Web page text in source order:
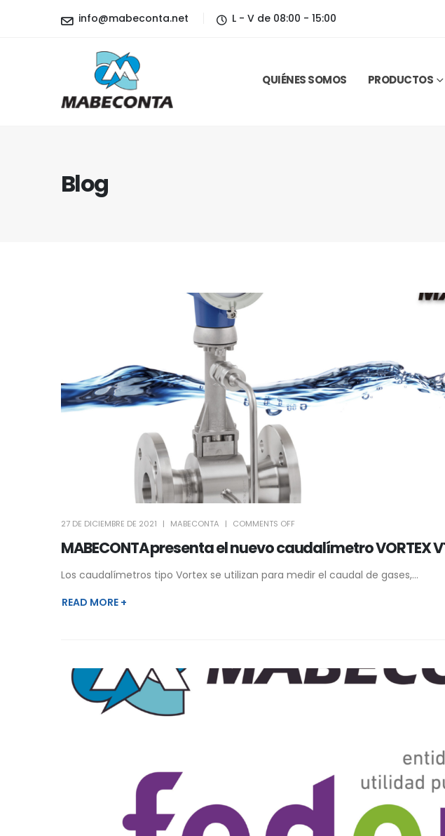
info@mabeconta.net L - V de 08:00 - 15:00
QUIÉNES SOMOS PRODUCTOS
Blog
MABECONTA presenta el nuevo caudalímetro VORTEX
27 DE DICIEMBRE DE 2021 MABECONTA COMMENTS OFF
Los caudalímetros tipo Vortex se utilizan para medir el caudal de gases,...
READ MORE +